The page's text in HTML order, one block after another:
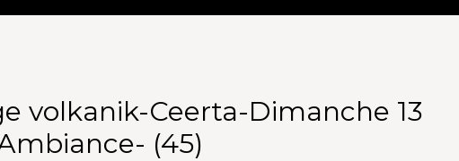
volkanik-Ceerta-Dimanche 13
(45)